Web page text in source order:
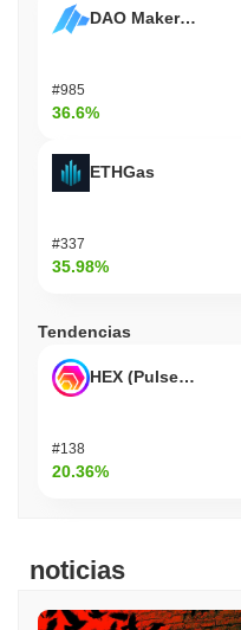
DAO Maker Token
#985
36.6%
ETHGas
#337
35.98%
Tendencias
HEX (Pulsechain)
#138
20.36%
noticias